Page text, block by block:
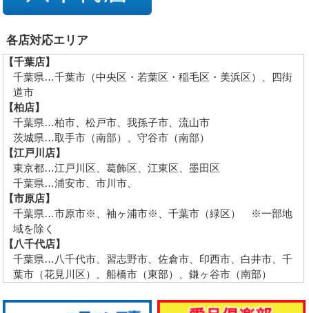
各店対応エリア
【千葉店】
千葉県…千葉市（中央区・若葉区・稲毛区・美浜区）、四街
道市
【柏店】
千葉県…柏市、松戸市、我孫子市、流山市
茨城県…取手市（南部）、守谷市（南部）
【江戸川店】
東京都…江戸川区、葛飾区、江東区、墨田区
千葉県…浦安市、市川市、
【市原店】
千葉県…市原市※、袖ヶ浦市※、千葉市（緑区） ※一部地
域を除く
【八千代店】
千葉県…八千代市、習志野市、佐倉市、印西市、白井市、千
葉市（花見川区）、船橋市（東部）、鎌ヶ谷市（南部）